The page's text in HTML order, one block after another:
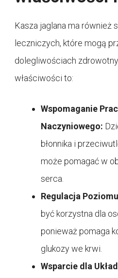
Kasza jaglana ma również
leczniczych, które mogą
dolegliwościach
właściwości to:
Wspomaganie
Naczyniowego:
błonnika i
może pomagać w
serca.
Regulacja
być korzystna dla
ponieważ pomaga
glukozy we krwi.
Wsparcie dla